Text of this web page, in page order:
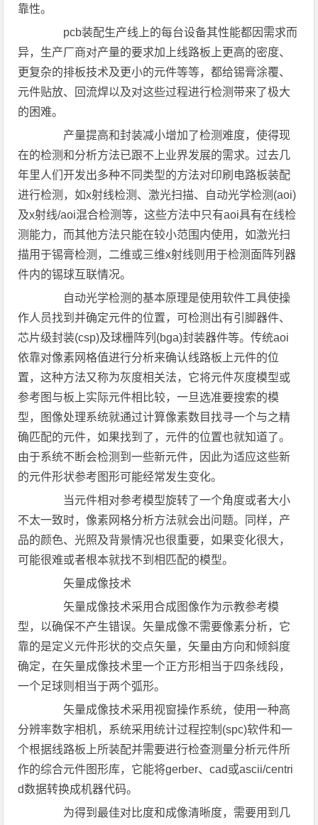
靠性。
pcb装配生产线上的每台设备其性能都因需求而
异，生产厂商对产量的要求加上线路板上更高的密度、
更复杂的排板技术及更小的元件等等，都给锡膏涂覆、
元件贴放、回流焊以及对这些过程进行检测带来了极大
的困难。
产量提高和封装减小增加了检测难度，使得现
在的检测和分析方法已跟不上业界发展的需求。过去几
年里人们开发出多种不同类型的方法对印刷电路板装配
进行检测，如x射线检测、激光扫描、自动光学检测(aoi)
及x射线/aoi混合检测等，这些方法中只有aoi具有在线检
测能力，而其他方法只能在较小范围内使用，如激光扫
描用于锡膏检测，二维或三维x射线则用于检测面阵列器
件内的锡球互联情况。
自动光学检测的基本原理是使用软件工具使操
作人员找到并确定元件的位置，可检测出有引脚器件、
芯片级封装(csp)及球栅阵列(bga)封装器件等。传统aoi
依靠对像素网格值进行分析来确认线路板上元件的位
置，这种方法又称为灰度相关法，它将元件灰度模型或
参考图与板上实际元件相比较，一旦选准要搜索的模
型，图像处理系统就通过计算像素数目找寻一个与之精
确匹配的元件，如果找到了，元件的位置也就知道了。
由于系统不断会检测到一些新元件，因此为适应这些新
的元件形状参考图形可能经常发生变化。
当元件相对参考模型旋转了一个角度或者大小
不太一致时，像素网格分析方法就会出问题。同样，产
品的颜色、光照及背景情况也很重要，如果变化很大，
可能很难或者根本就找不到相匹配的模型。
矢量成像技术
矢量成像技术采用合成图像作为示教参考模
型，以确保不产生错误。矢量成像不需要像素分析，它
靠的是定义元件形状的交点矢量，矢量由方向和倾斜度
确定，在矢量成像技术里一个正方形相当于四条线段，
一个足球则相当于两个弧形。
矢量成像技术采用视窗操作系统，使用一种高
分辨率数字相机，系统采用统计过程控制(spc)软件和一
个根据线路板上所装配并需要进行检查测量分析元件所
作的综合元件图形库，它能将gerber、cad或ascii/centri
d数据转换成机器代码。
为得到最佳对比度和成像清晰度，需要用到几